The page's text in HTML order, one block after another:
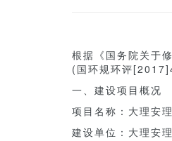
根据《国务院关于
(国环规环评
一、建设项目概况
项目名称：大理安
建设单位：大理安